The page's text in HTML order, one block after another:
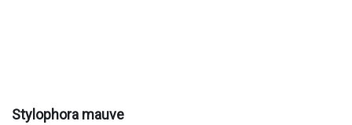
Stylophora mauve